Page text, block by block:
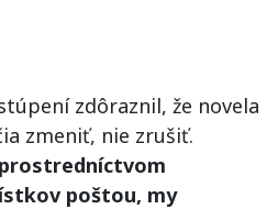
zdôraznil, že novela
zmeniť, nie zrušiť.
poštou, my